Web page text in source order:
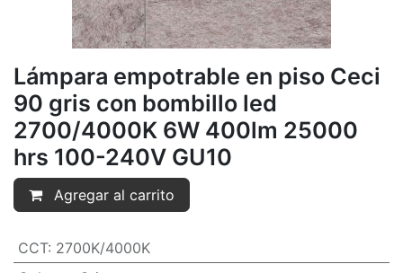
Lámpara empotrable en piso Ceci
90 gris con bombillo led
2700/4000K 6W 400lm 25000
hrs 100-240V GU10
Agregar al carrito
CCT: 2700K/4000K